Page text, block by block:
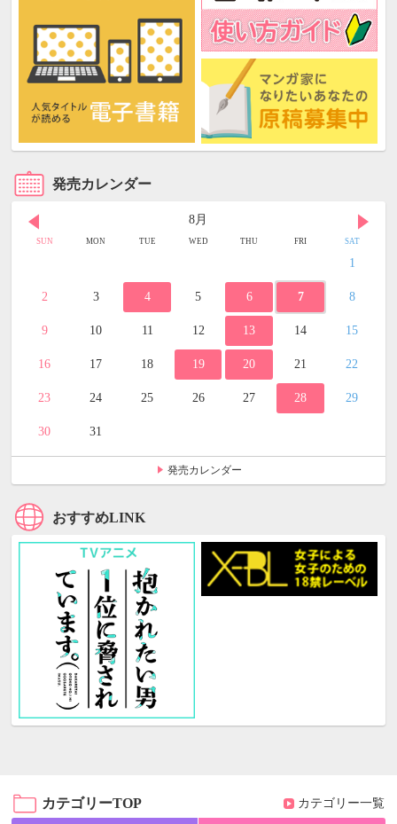
発売カレンダー
8月
SUN MON TUE WED THU FRI SAT
1
2 3 4 5 6 7 8
9 10 11 12 13 14 15
16 17 18 19 20 21 22
23 24 25 26 27 28 29
30 31
発売カレンダー
おすすめLINK
カテゴリーTOP カテゴリー一覧